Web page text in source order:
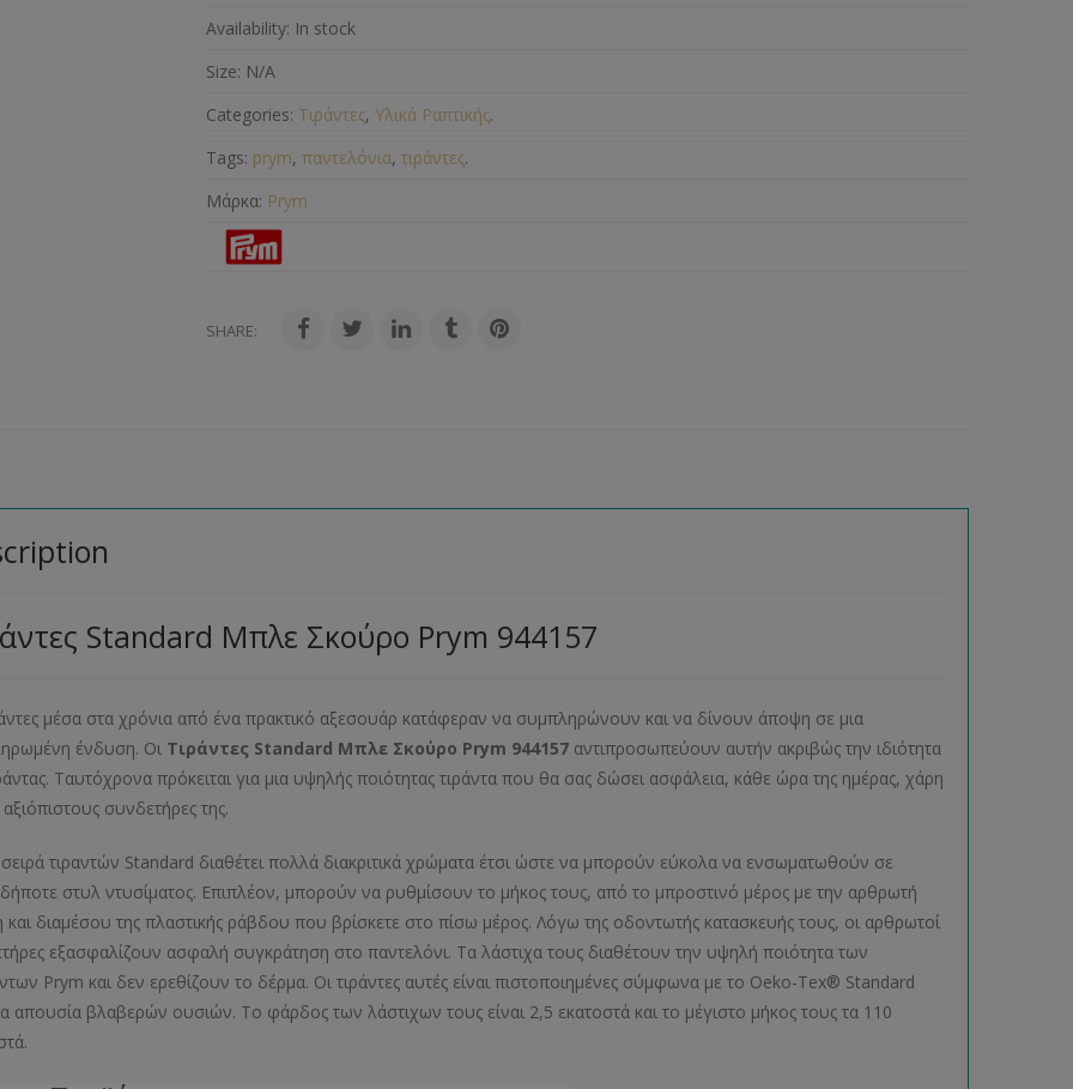
Availability: In stock
Size: N/A
Categories: Τιράντες, Υλικά Ραπτικής.
Tags: prym,παντελόνια,τιράντες.
Μάρκα: Prym
SHARE:
Standard Μπλε Σκούρο Prym 944157
μέσα στα χρόνια από ένα πρακτικό αξεσουάρ κατάφεραν να συμπληρώνουν και να δίνουν άποψη σε μια
ένδυση. Οι Τιράντες Standard Μπλε Σκούρο Prym 944157 αντιπροσωπεύουν αυτήν ακριβώς την ιδιότητα
Ταυτόχρονα πρόκειται για μια υψηλής ποιότητας τιράντα που θα σας δώσει ασφάλεια, κάθε ώρα της ημέρας, χάρη
συνδετήρες της.
τιραντών Standard διαθέτει πολλά διακριτικά χρώματα έτσι ώστε να μπορούν εύκολα να ενσωματωθούν σε
στυλ ντυσίματος. Επιπλέον, μπορούν να ρυθμίσουν το μήκος τους, από το μπροστινό μέρος με την αρθρωτή
διαμέσου της πλαστικής ράβδου που βρίσκετε στο πίσω μέρος. Λόγω της οδοντωτής κατασκευής τους, οι αρθρωτοί
εξασφαλίζουν ασφαλή συγκράτηση στο παντελόνι. Τα λάστιχα τους διαθέτουν την υψηλή ποιότητα των
Prym και δεν ερεθίζουν το δέρμα. Οι τιράντες αυτές είναι πιστοποιημένες σύμφωνα με το Oeko-Tex® Standard
απουσία βλαβερών ουσιών. Το φάρδος των λάστιχων τους είναι 2,5 εκατοστά και το μέγιστο μήκος τους τα 110